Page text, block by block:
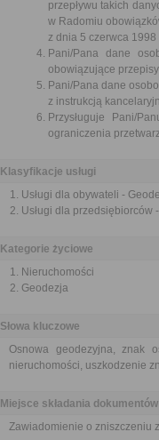
przepływu takich
w Radomiu
z dnia 5 czerwca
Pani/Pana dane
obowiązujące
Pani/Pana dane
z instrukcją
Przysługuje Pani/
ograniczenia
Klasyfikacje usługi
Usługi dla obywateli -
Usługi dla przedsiębiorców
Kategorie życiowe
Nieruchomości
Geodezja
Słowa kluczowe
Osnowa geodezyjna, znak
nieruchomości, uszkodzenie
Miejsce składania dokumentów
Zawiadomienie o zniszczeniu